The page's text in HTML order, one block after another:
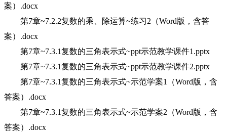
案）.docx
第7章~7.2.2复数的乘、除运算~练习2（Word版，含答
案）.docx
第7章~7.3.1复数的三角表示式~ppt示范教学课件1.pptx
第7章~7.3.1复数的三角表示式~ppt示范教学课件2.pptx
第7章~7.3.1复数的三角表示式~示范学案1（Word版，含
答案）.docx
第7章~7.3.1复数的三角表示式~示范学案2（Word版，含
答案）.docx